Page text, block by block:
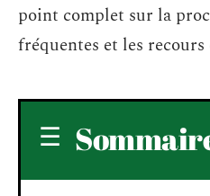
point complet sur la
fréquentes et les recours